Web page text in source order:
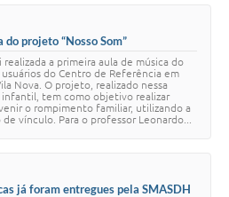
projeto “Nosso Som”
a primeira aula de música do
usuários do Centro de Referência em
Nova. O projeto, realizado nessa
tem como objetivo realizar
o rompimento familiar, utilizando a
vínculo. Para o professor Leonardo...
já foram entregues pela SMASDH